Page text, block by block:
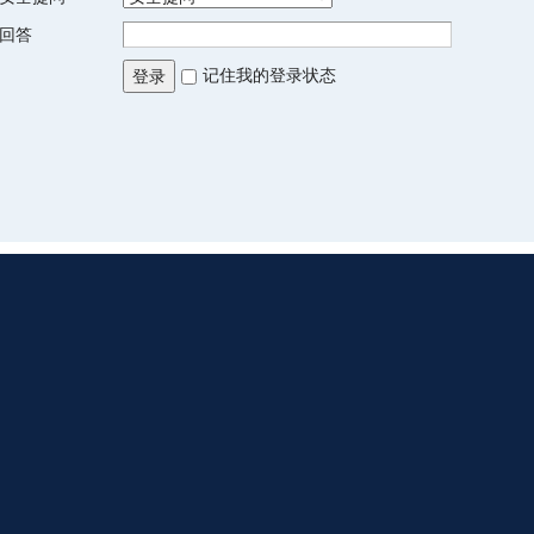
回答
登录 记住我的登录状态